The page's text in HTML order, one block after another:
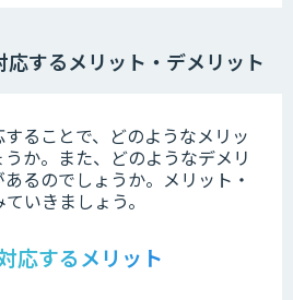
するメリット・デメリット
ることで、どのようなメリッ
か。また、どのようなデメリ
るのでしょうか。メリット・
いきましょう。
応するメリット